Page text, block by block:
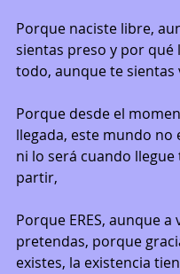
Porque naciste libre,
sientas preso y por qué
todo, aunque te sientas
Porque desde el
llegada, este mundo no
ni lo será cuando
partir,
Porque ERES, aunque a
pretendas, porque
existes, la existencia